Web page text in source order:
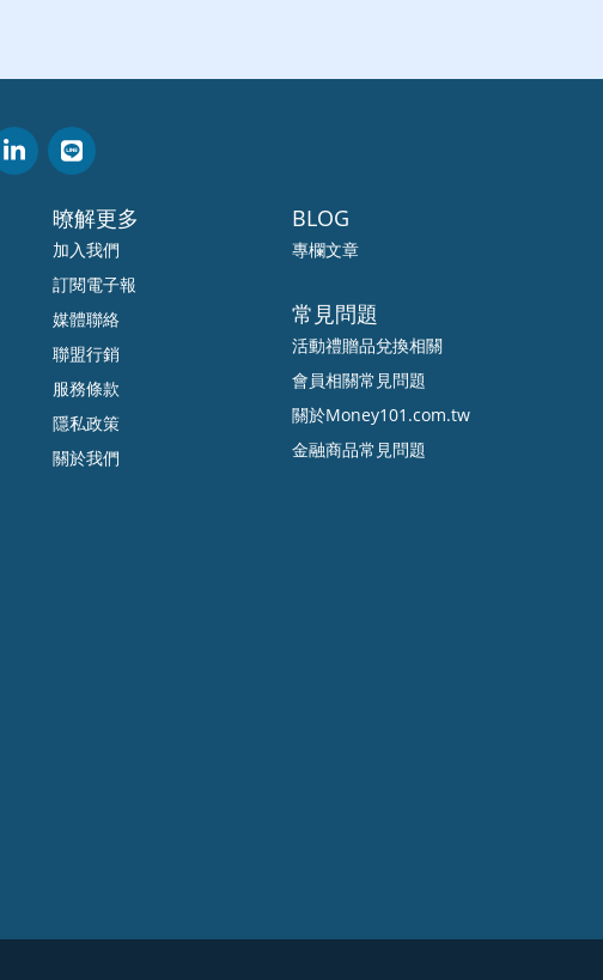
暸解更多
加入我們
訂閱電子報
媒體聯絡
聯盟行銷
服務條款
隱私政策
關於我們
BLOG
專欄文章
常見問題
活動禮贈品兌換相關
會員相關常見問題
關於Money101.com.tw
金融商品常見問題